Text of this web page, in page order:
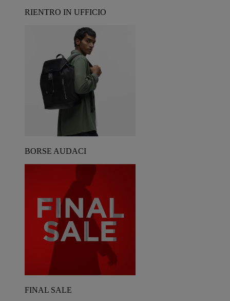
RIENTRO IN UFFICIO
BORSE AUDACI
FINAL SALE